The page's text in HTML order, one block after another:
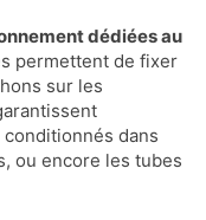
dédiées au
permettent de fixer
sur les
conditionnés dans
ou encore les tubes